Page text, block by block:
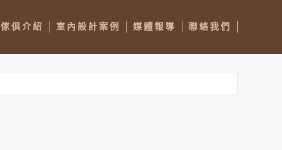
傢俱介紹 室內設計案例 媒體報導 聯絡我們